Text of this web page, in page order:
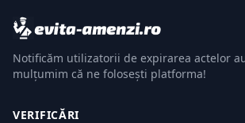
Notificăm utilizatorii de expirarea actelor
mulțumim că ne folosești platforma!
VERIFICĂRI